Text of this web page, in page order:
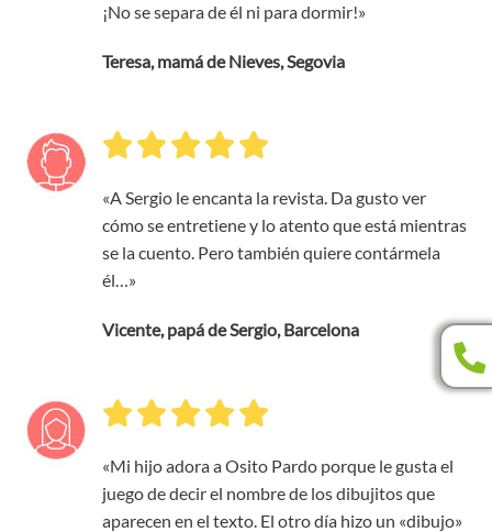
¡No se separa de él ni para dormir!»
Teresa, mamá de Nieves, Segovia
«A Sergio le encanta la revista. Da gusto ver
cómo se entretiene y lo atento que está mientras
se la cuento. Pero también quiere contármela
él…»
Vicente, papá de Sergio, Barcelona
«Mi hijo adora a Osito Pardo porque le gusta el
juego de decir el nombre de los dibujitos que
aparecen en el texto. El otro día hizo un «dibujo»